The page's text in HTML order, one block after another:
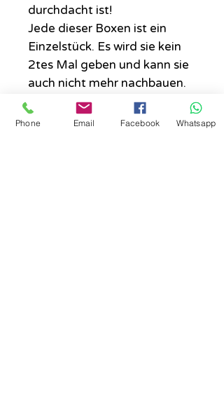
durchdacht ist!
Jede dieser Boxen ist ein
Einzelstück. Es wird sie kein
2tes Mal geben und kann sie
auch nicht mehr nachbauen.
Also, was weg ist, ist weg!
Phone Email Facebook Whatsapp